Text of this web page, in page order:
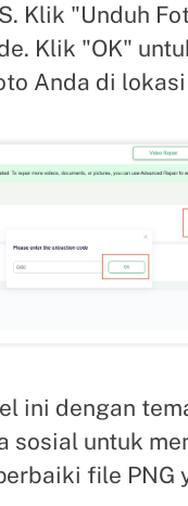
Klik "Unduh
Klik "OK"
Anda di
ini dengan
sosial untuk
file PNG